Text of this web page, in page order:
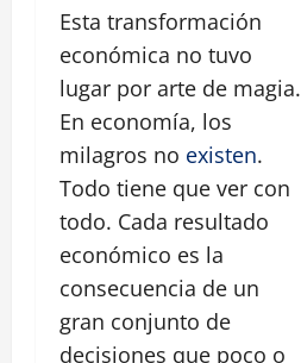
Esta transformación
económica no tuvo
lugar por arte de magia.
En economía, los
milagros no existen.
Todo tiene que ver con
todo. Cada resultado
económico es la
consecuencia de un
gran conjunto de
decisiones que poco o